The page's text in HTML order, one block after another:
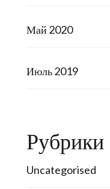
Май 2020
Июль 2019
Рубрики
Uncategorised